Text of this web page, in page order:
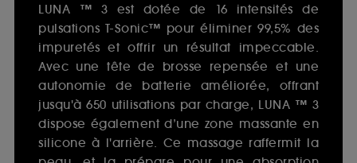
LUNA ™ 3 est dotée de 16 intensités de
pulsations T-Sonic™ pour éliminer 99,5% des
impuretés et offrir un résultat impeccable.
Avec une tête de brosse repensée et une
autonomie de batterie améliorée, offrant
jusqu'à 650 utilisations par charge, LUNA ™ 3
dispose également d’une zone massante en
silicone à l'arrière. Ce massage raffermit la